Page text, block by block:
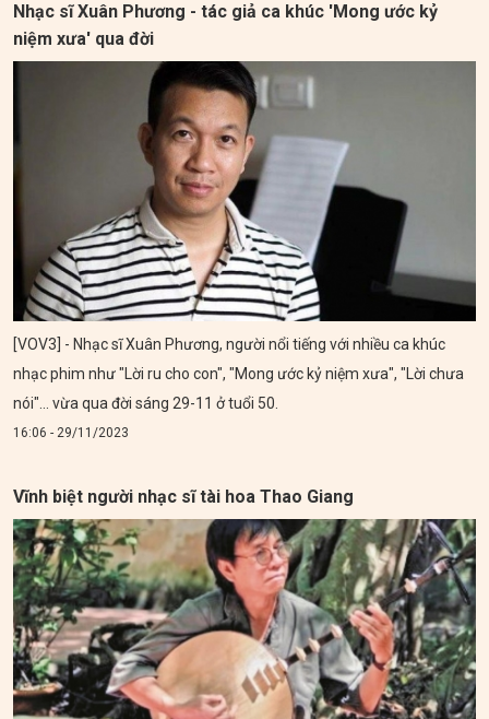
Nhạc sĩ Xuân Phương - tác giả ca khúc 'Mong ước kỷ
niệm xưa' qua đời
[VOV3] - Nhạc sĩ Xuân Phương, người nổi tiếng với nhiều ca khúc
nhạc phim như "Lời ru cho con", "Mong ước kỷ niệm xưa", "Lời chưa
nói"... vừa qua đời sáng 29-11 ở tuổi 50.
16:06 - 29/11/2023
Vĩnh biệt người nhạc sĩ tài hoa Thao Giang